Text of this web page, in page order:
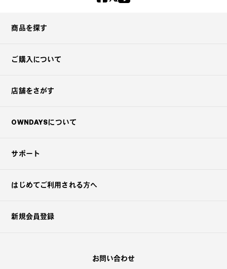
商品を探す
ご購入について
店舗をさがす
OWNDAYSについて
サポート
はじめてご利用される方へ
新規会員登録
お問い合わせ